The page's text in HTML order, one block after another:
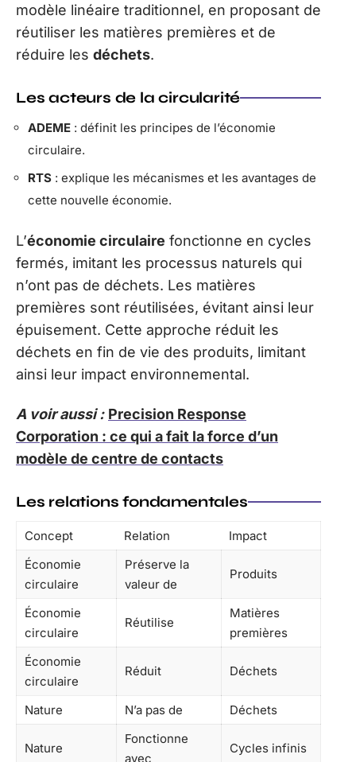
modèle linéaire traditionnel, en proposant de
réutiliser les matières premières et de
réduire les déchets.
Les acteurs de la circularité
ADEME : définit les principes de l’économie
circulaire.
RTS : explique les mécanismes et les avantages de
cette nouvelle économie.
L’économie circulaire fonctionne en cycles
fermés, imitant les processus naturels qui
n’ont pas de déchets. Les matières
premières sont réutilisées, évitant ainsi leur
épuisement. Cette approche réduit les
déchets en fin de vie des produits, limitant
ainsi leur impact environnemental.
A voir aussi : Precision Response
Corporation : ce qui a fait la force d’un
modèle de centre de contacts
Les relations fondamentales
Concept Relation
Impact
Économie
circulaire
Préserve la
valeur de
Produits
Économie
circulaire
Réutilise
Matières
premières
Économie
circulaire
Réduit Déchets
Nature N’a pas de Déchets
Nature
Fonctionne
avec
Cycles infinis